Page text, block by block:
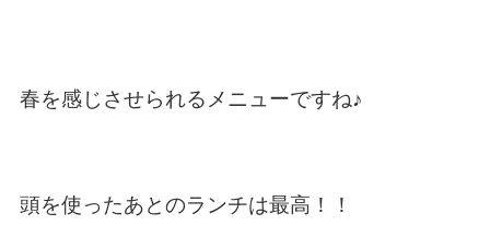
春を感じさせられるメニューですね♪
頭を使ったあとのランチは最高！！